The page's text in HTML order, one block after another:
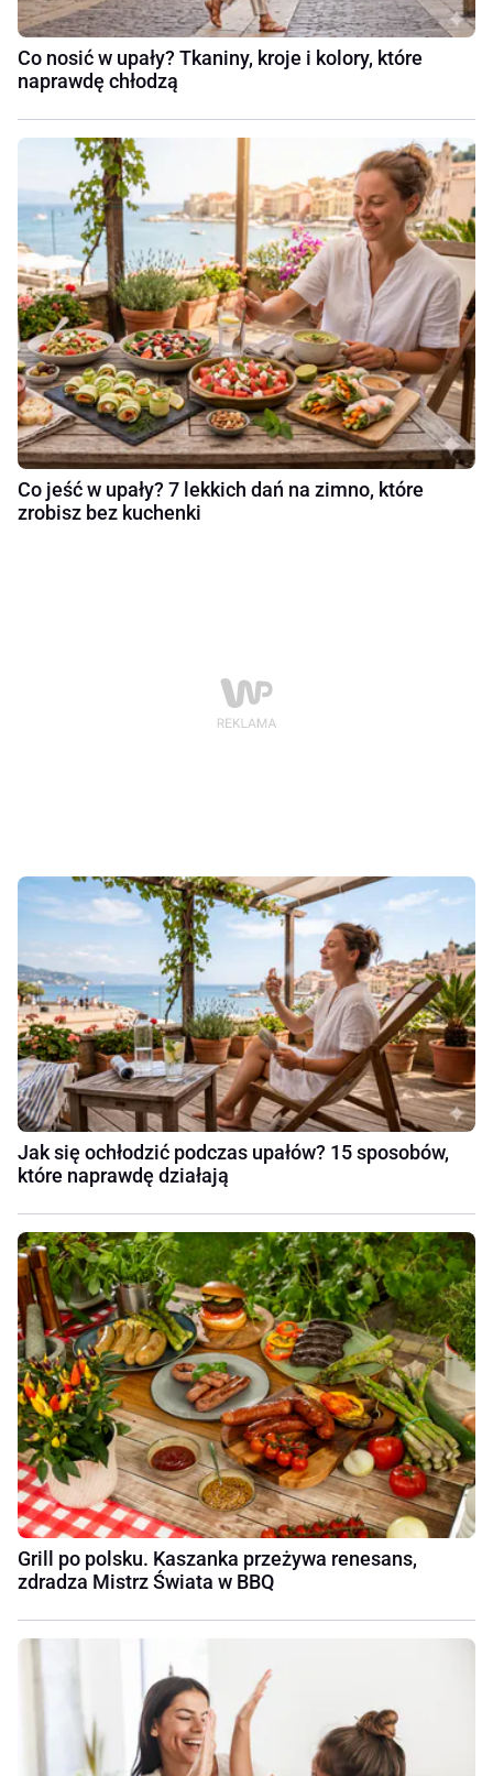
Co nosić w upały? Tkaniny, kroje i kolory, które
naprawdę chłodzą
Co jeść w upały? 7 lekkich dań na zimno, które
zrobisz bez kuchenki
Jak się ochłodzić podczas upałów? 15 sposobów,
które naprawdę działają
Grill po polsku. Kaszanka przeżywa renesans,
zdradza Mistrz Świata w BBQ